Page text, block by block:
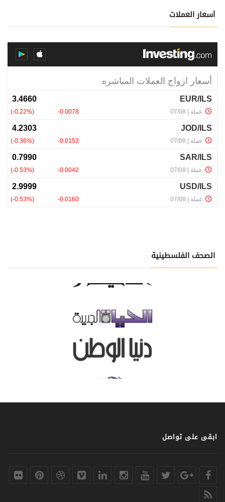
أسعار العملات
الصحف الفلسطينية
ابقى على تواصل